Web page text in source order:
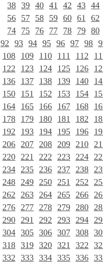
38 39 40 41 42 43 44
56 57 58 59 60 61 62
74 75 76 77 78 79 80
92 93 94 95 96 97 98
108 109 110 111 112
122
123 124 125 126
136 137 138 139 140
150 151 152 153 154
164 165 166 167 168
178 179 180 181 182
192
193 194 195 196
206 207 208 209 210
220 221 222 223 224
234 235 236 237 238
248 249 250 251 252
262 263 264 265 266
276 277 278 279 280
290 291 292 293 294
304 305 306 307 308
318 319 320 321 322
332 333 334 335 336